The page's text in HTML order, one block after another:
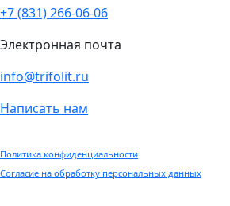
+7 (831) 266-06-06
Электронная почта
info@trifolit.ru
Написать нам
Политика конфиденциальности
Согласие на обработку персональных данных